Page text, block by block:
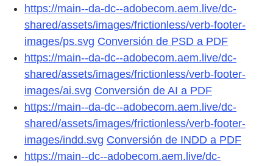
https://main--da-dc--adobecom.aem.live/dc-
shared/assets/images/frictionless/verb-footer-
images/ps.svg Conversión de PSD a PDF
https://main--da-dc--adobecom.aem.live/dc-
shared/assets/images/frictionless/verb-footer-
images/ai.svg Conversión de AI a PDF
https://main--da-dc--adobecom.aem.live/dc-
shared/assets/images/frictionless/verb-footer-
images/indd.svg Conversión de INDD a PDF
https://main--dc--adobecom.aem.live/dc-